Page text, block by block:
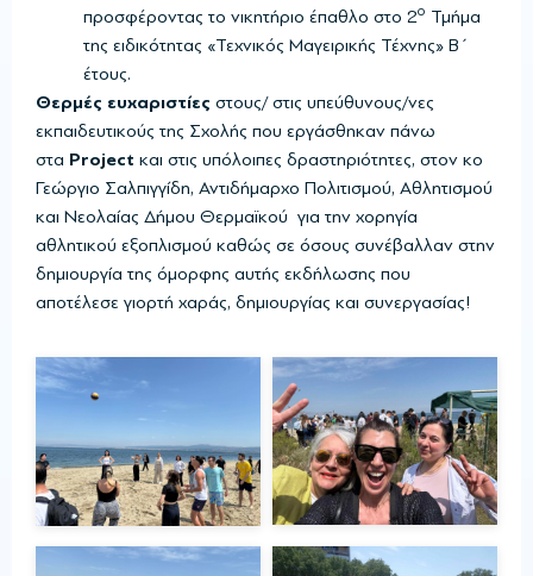
προσφέροντας το νικητήριο έπαθλο στο 2ο Τμήμα
της ειδικότητας «Τεχνικός Μαγειρικής Τέχνης» Β΄
έτους.
Θερμές ευχαριστίες στους/ στις υπεύθυνους/νες
εκπαιδευτικούς της Σχολής που εργάσθηκαν πάνω
στα Project και στις υπόλοιπες δραστηριότητες, στον κο
Γεώργιο Σαλπιγγίδη, Αντιδήμαρχο Πολιτισμού, Αθλητισμού
και Νεολαίας Δήμου Θερμαϊκού για την χορηγία
αθλητικού εξοπλισμού καθώς σε όσους συνέβαλλαν στην
δημιουργία της όμορφης αυτής εκδήλωσης που
αποτέλεσε γιορτή χαράς, δημιουργίας και συνεργασίας!